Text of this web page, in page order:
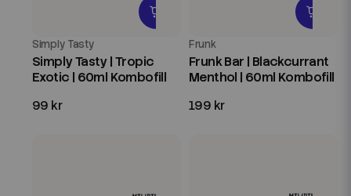
Simply Tasty
Simply Tasty | Tropic
Exotic | 60ml Kombofill
99 kr
Frunk
Frunk Bar | Blackcurrant
Menthol | 60ml Kombofill
199 kr